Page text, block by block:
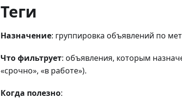
Теги
Назначение: группировка объявлений по
Что фильтрует: объявления, которым
«срочно», «в работе»).
Когда полезно: